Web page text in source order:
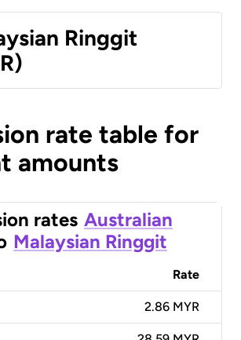
Ringgit
rate table for
amounts
rates Australian
Malaysian Ringgit
Rate
2.86 MYR